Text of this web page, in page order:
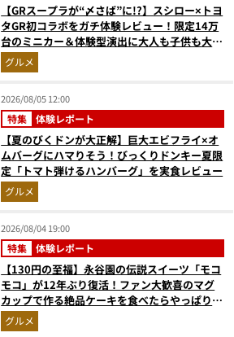
【GRスープラが“〆さば”に!?】スシロー×トヨ
タGR初コラボをガチ体験レビュー！限定14万
台のミニカー＆体験型演出に大人も子供も大興
奮間違いなし
グルメ
2026/08/05 12:00
特集 体験レポート
【夏のびくドンが大正解】巨大エビフライ×オ
ムバーグにハマりそう！びっくりドンキー夏限
定「トマト弾けるハンバーグ」を実食レビュー
グルメ
2026/08/04 19:00
特集 体験レポート
【130円の至福】永谷園の伝説スイーツ「モコ
モコ」が12年ぶり復活！ファン大歓喜のマグ
カップで作る絶品ケーキを食べたらやっぱり最
高にウマかった
グルメ